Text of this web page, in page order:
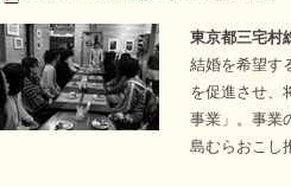
東京都三宅村
結婚を希望す
を促進させ、
事業」。事業
島むらおこし